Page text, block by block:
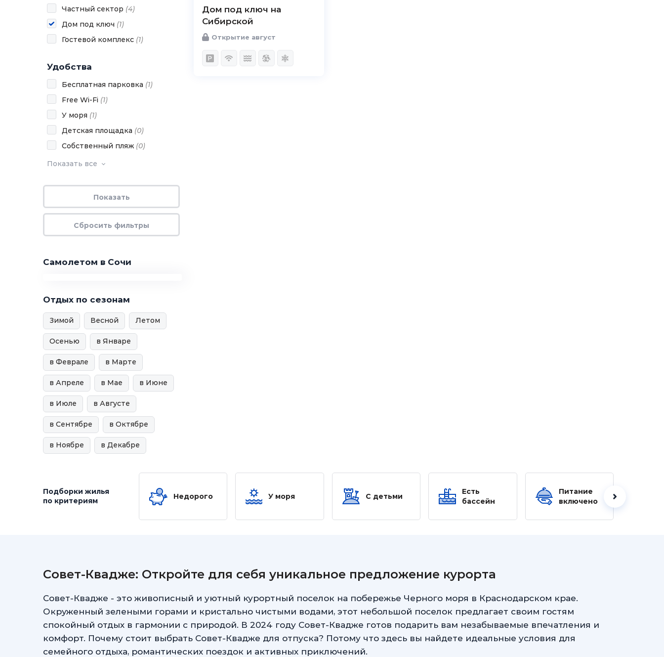
Частный сектор (4)
Дом под ключ (1)
Гостевой комплекс (1)
Удобства
Бесплатная парковка (1)
Free Wi-Fi (1)
У моря (1)
Детская площадка (0)
Собственный пляж (0)
Показать все
Самолетом в Сочи
Отдых по сезонам
Зимой Весной Летом
Осенью в Январе
в Феврале в Марте
в Апреле в Мае в Июне
в Июле в Августе
в Сентябре в Октябре
в Ноябре в Декабре
Дом под ключ на
Сибирской
Открытие август
Подборки жилья
по критериям
Недорого У моря С детьми
Есть
бассейн
Питание
включено
Совет-Квадже: Откройте для себя уникальное предложение курорта
Совет-Квадже - это живописный и уютный курортный поселок на побережье Черного моря в Краснодарском крае.
Окруженный зелеными горами и кристально чистыми водами, этот небольшой поселок предлагает своим гостям
спокойный отдых в гармонии с природой. В 2024 году Совет-Квадже готов подарить вам незабываемые впечатления и
комфорт. Почему стоит выбрать Совет-Квадже для отпуска? Потому что здесь вы найдете идеальные условия для
семейного отдыха, романтических поездок и активных приключений.